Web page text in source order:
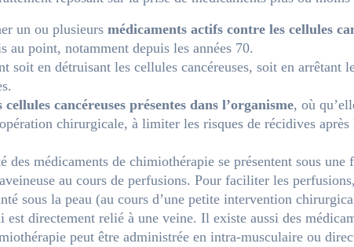
un ou plusieursmédicaments actifs contre les cellules
au point, notamment depuis les années 70.
soit en détruisant les cellules cancéreuses, soit en
cancéreuses présentes dans l’organisme, où
chirurgicale, à limiter les risques de récidives
des médicaments de chimiothérapie se présentent sous
au cours de perfusions. Pour faciliter les
sous la peau (au cours d’une petite intervention
est directement relié à une veine. Il existe aussi des
peut être administrée en intra-musculaire ou